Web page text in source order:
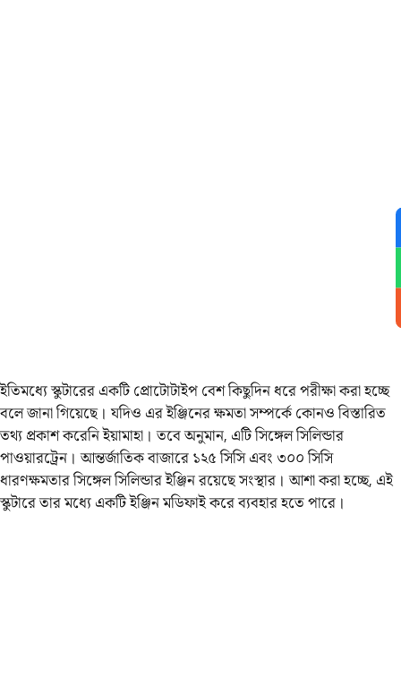
ইতিমধ্যে স্কুটারের একটি প্রোটোটাইপ বেশ কিছুদিন ধরে পরীক্ষা করা হচ্ছে
বলে জানা গিয়েছে। যদিও এর ইঞ্জিনের ক্ষমতা সম্পর্কে কোনও বিস্তারিত
তথ্য প্রকাশ করেনি ইয়ামাহা। তবে অনুমান, এটি সিঙ্গেল সিলিন্ডার
পাওয়ারট্রেন। আন্তর্জাতিক বাজারে ১২৫ সিসি এবং ৩০০ সিসি
ধারণক্ষমতার সিঙ্গেল সিলিন্ডার ইঞ্জিন রয়েছে সংস্থার। আশা করা হচ্ছে, এই
স্কুটারে তার মধ্যে একটি ইঞ্জিন মডিফাই করে ব্যবহার হতে পারে।